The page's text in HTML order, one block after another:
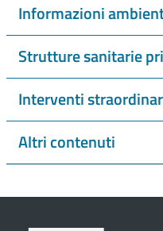
Informazioni
Strutture sanitarie
Interventi
Altri contenuti